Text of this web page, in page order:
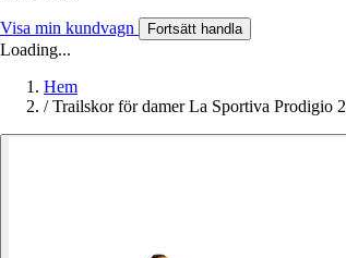
Visa min kundvagn Fortsätt handla
Loading...
Hem
/ Trailskor för damer La Sportiva Prodigio 2